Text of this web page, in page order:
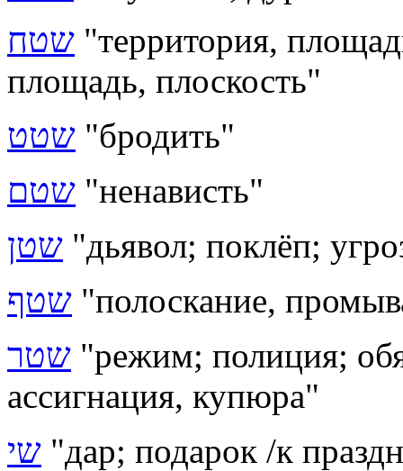
שטח "территория,
площадь, плоскость"
שטט "бродить"
שטם "ненависть"
שטן "дьявол; поклёп;
שטף "полоскание,
שטר "режим; полиция;
ассигнация, купюра"
שי "дар; подарок /к